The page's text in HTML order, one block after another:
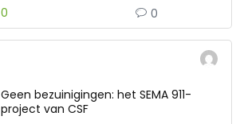
0 0
Geen bezuinigingen: het SEMA 911-
project van CSF